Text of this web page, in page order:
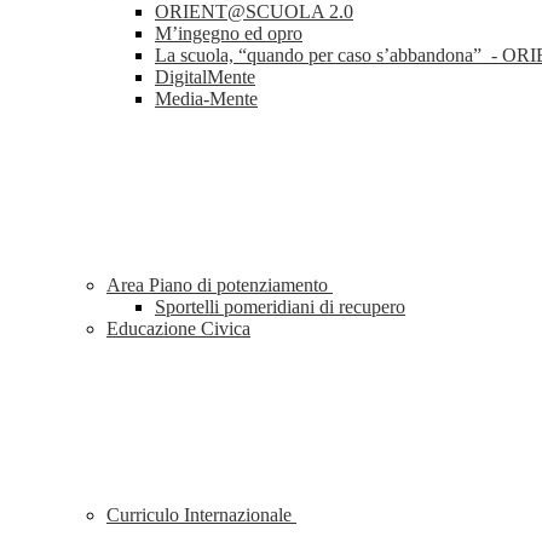
ORIENT@SCUOLA 2.0
M’ingegno ed opro
La scuola, “quando per caso s’abbandona” -
DigitalMente
Media-Mente
Area Piano di potenziamento
Sportelli pomeridiani di recupero
Educazione Civica
Curriculo Internazionale